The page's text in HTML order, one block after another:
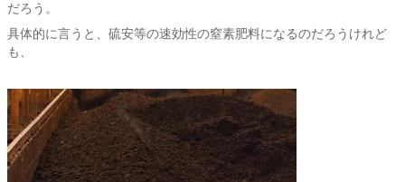
だろう。
具体的に言うと、硫安等の速効性の窒素肥料になるのだろうけれど
も、